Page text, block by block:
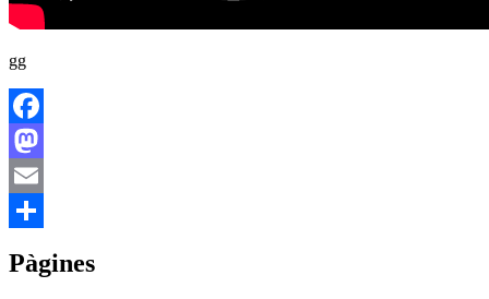
gg
Facebook
Mastodon
Email
Pàgines